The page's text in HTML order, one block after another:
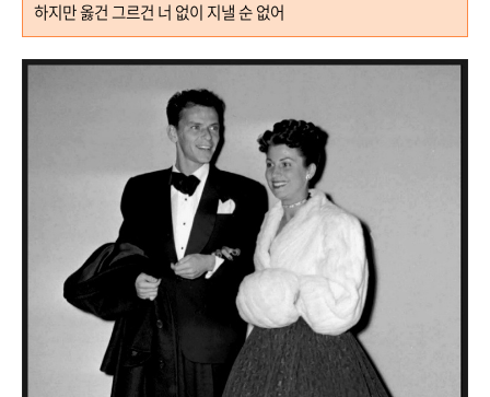
하지만 옳건 그르건 너 없이 지낼 순 없어